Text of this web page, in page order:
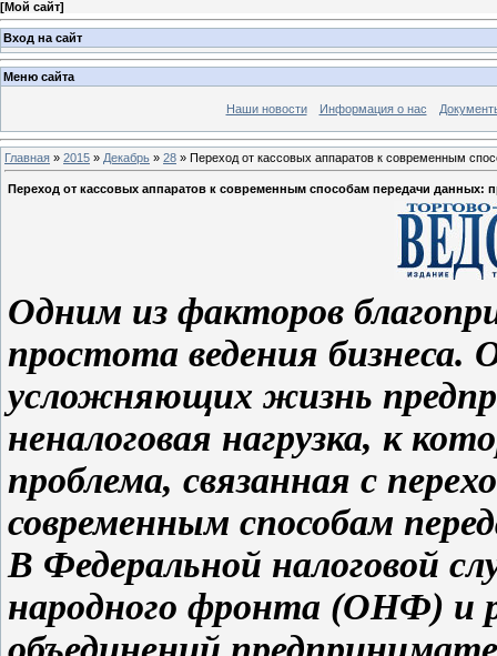
[Мой сайт]
Вход на сайт
Меню сайта
Наши новости Информация о нас
Главная » 2015 » Декабрь » 28 » Переход от кассовых аппаратов к современным
Переход от кассовых аппаратов к современным способам передачи данных:
Одним из факторов
простота ведения
усложняющих жизнь
неналоговая нагрузка, к
проблема, связанная с
современным способам
В Федеральной налоговой
народного фронта (ОНФ) и